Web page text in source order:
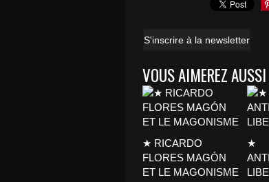
S'inscrire à la newsletter
VOUS AIMEREZ
★ RICARDO
FLORES MAGÓN
ET LE MAGONISME
★